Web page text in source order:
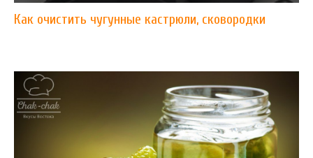
Как очистить чугунные кастрюли, сковородки